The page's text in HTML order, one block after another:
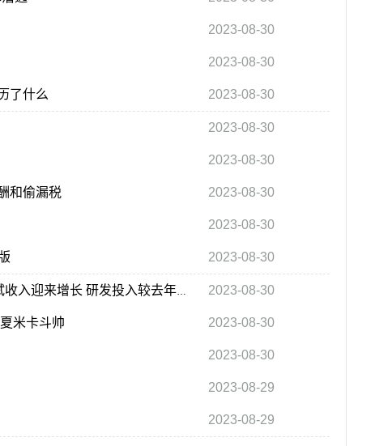
2023-08-30
2023-08-30
了什么 2023-08-30
2023-08-30
2023-08-30
和偷漏税 2023-08-30
2023-08-30
2023-08-30
2023-08-30
米卡斗帅 2023-08-30
2023-08-30
2023-08-29
2023-08-29